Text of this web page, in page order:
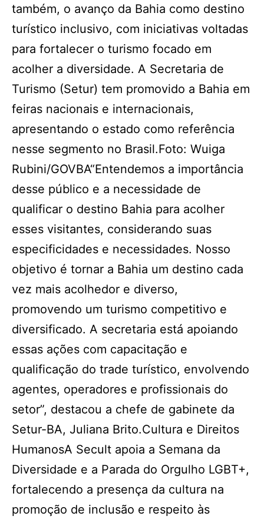
também, o avanço da Bahia como destino
turístico inclusivo, com iniciativas voltadas
para fortalecer o turismo focado em
acolher a diversidade. A Secretaria de
Turismo (Setur) tem promovido a Bahia em
feiras nacionais e internacionais,
apresentando o estado como referência
nesse segmento no Brasil.Foto: Wuiga
Rubini/GOVBA“Entendemos a importância
desse público e a necessidade de
qualificar o destino Bahia para acolher
esses visitantes, considerando suas
especificidades e necessidades. Nosso
objetivo é tornar a Bahia um destino cada
vez mais acolhedor e diverso,
promovendo um turismo competitivo e
diversificado. A secretaria está apoiando
essas ações com capacitação e
qualificação do trade turístico, envolvendo
agentes, operadores e profissionais do
setor”, destacou a chefe de gabinete da
Setur-BA, Juliana Brito.Cultura e Direitos
HumanosA Secult apoia a Semana da
Diversidade e a Parada do Orgulho LGBT+,
fortalecendo a presença da cultura na
promoção de inclusão e respeito às